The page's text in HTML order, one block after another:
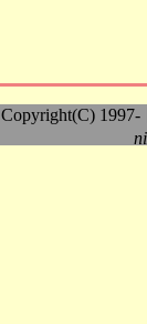
Copyright(C)